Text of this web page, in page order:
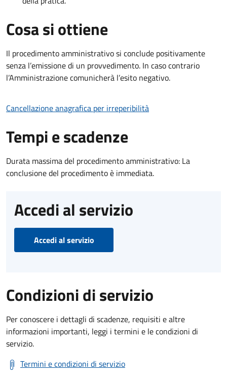
Cosa si ottiene
Il procedimento amministrativo si conclude positivamente
senza l’emissione di un provvedimento. In caso contrario
l’Amministrazione comunicherà l’esito negativo.
Cancellazione anagrafica per irreperibilità
Tempi e scadenze
Durata massima del procedimento amministrativo: La
conclusione del procedimento è immediata.
Accedi al servizio
Accedi al servizio
Condizioni di servizio
Per conoscere i dettagli di scadenze, requisiti e altre
informazioni importanti, leggi i termini e le condizioni di
servizio.
Termini e condizioni di servizio